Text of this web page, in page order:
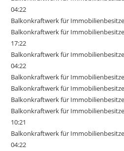
04:22
Balkonkraftwerk für
Balkonkraftwerk für
17:22
Balkonkraftwerk für
04:22
Balkonkraftwerk für
Balkonkraftwerk für
Balkonkraftwerk für
Balkonkraftwerk für
10:21
Balkonkraftwerk für
04:22